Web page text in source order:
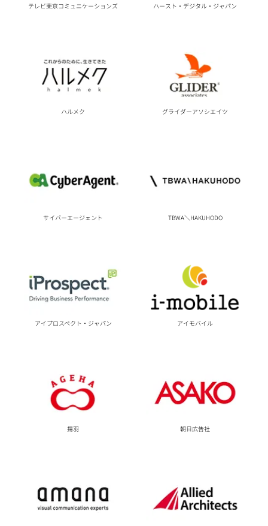
テレビ東京コミュニケーションズ ハースト・デジタル・ジャパン
ハルメク グライダーアソシエイツ
サイバーエージェント TBWA＼HAKUHODO
アイプロスペクト・ジャパン アイモバイル
揚羽 朝日広告社